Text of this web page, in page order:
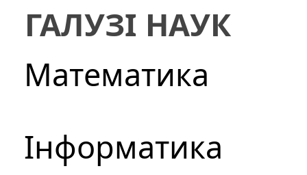
ГАЛУЗІ НАУК
Математика
Інформатика